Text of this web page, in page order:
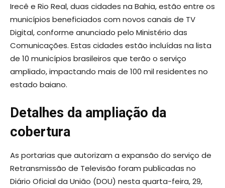
Irecê e Rio Real, duas cidades na Bahia, estão entre os
municípios beneficiados com novos canais de TV
Digital, conforme anunciado pelo Ministério das
Comunicações. Estas cidades estão incluídas na lista
de 10 municípios brasileiros que terão o serviço
ampliado, impactando mais de 100 mil residentes no
estado baiano.
Detalhes da ampliação da
cobertura
As portarias que autorizam a expansão do serviço de
Retransmissão de Televisão foram publicadas no
Diário Oficial da União (DOU) nesta quarta-feira, 29,